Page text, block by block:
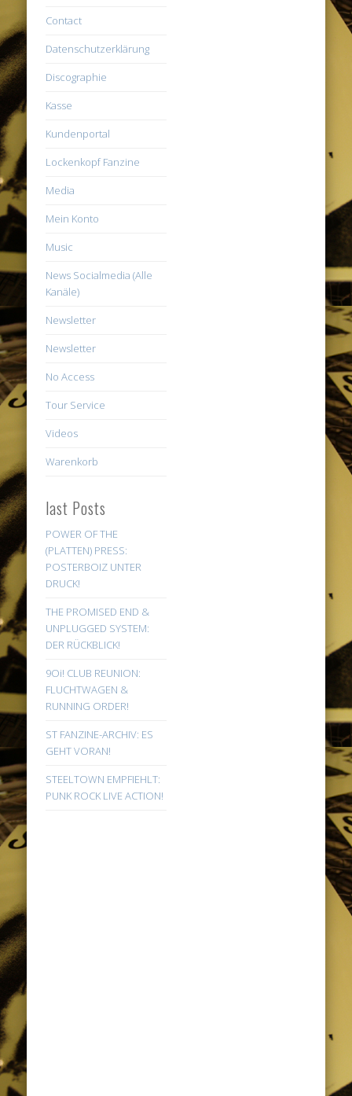
Contact
Datenschutzerklärung
Discographie
Kasse
Kundenportal
Lockenkopf Fanzine
Media
Mein Konto
Music
News Socialmedia (Alle
Kanäle)
Newsletter
Newsletter
No Access
Tour Service
Videos
Warenkorb
last Posts
POWER OF THE
(PLATTEN) PRESS:
POSTERBOIZ UNTER
DRUCK!
THE PROMISED END &
UNPLUGGED SYSTEM:
DER RÜCKBLICK!
9Oi! CLUB REUNION:
FLUCHTWAGEN &
RUNNING ORDER!
ST FANZINE-ARCHIV: ES
GEHT VORAN!
STEELTOWN EMPFIEHLT:
PUNK ROCK LIVE ACTION!